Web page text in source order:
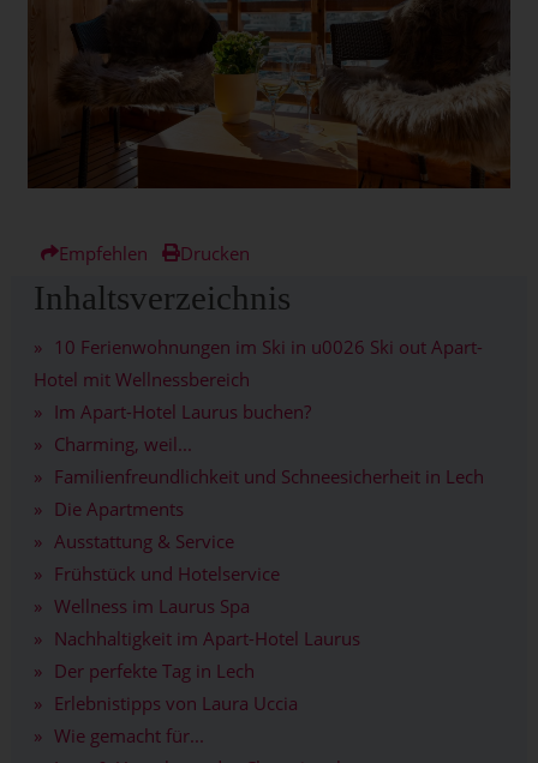
Empfehlen Drucken
Inhaltsverzeichnis
10 Ferienwohnungen im Ski in u0026 Ski out Apart-
Hotel mit Wellnessbereich
Im Apart-Hotel Laurus buchen?
Charming, weil...
Familienfreundlichkeit und Schneesicherheit in Lech
Die Apartments
Ausstattung & Service
Frühstück und Hotelservice
Wellness im Laurus Spa
Nachhaltigkeit im Apart-Hotel Laurus
Der perfekte Tag in Lech
Erlebnistipps von Laura Uccia
Wie gemacht für...